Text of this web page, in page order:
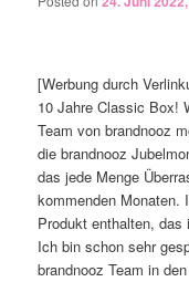
[Werbung durch
10 Jahre Classic Box!
Team von brandnooz
die brandnooz
das jede Menge
kommenden Monaten.
Produkt enthalten, das
Ich bin schon sehr
brandnooz Team in